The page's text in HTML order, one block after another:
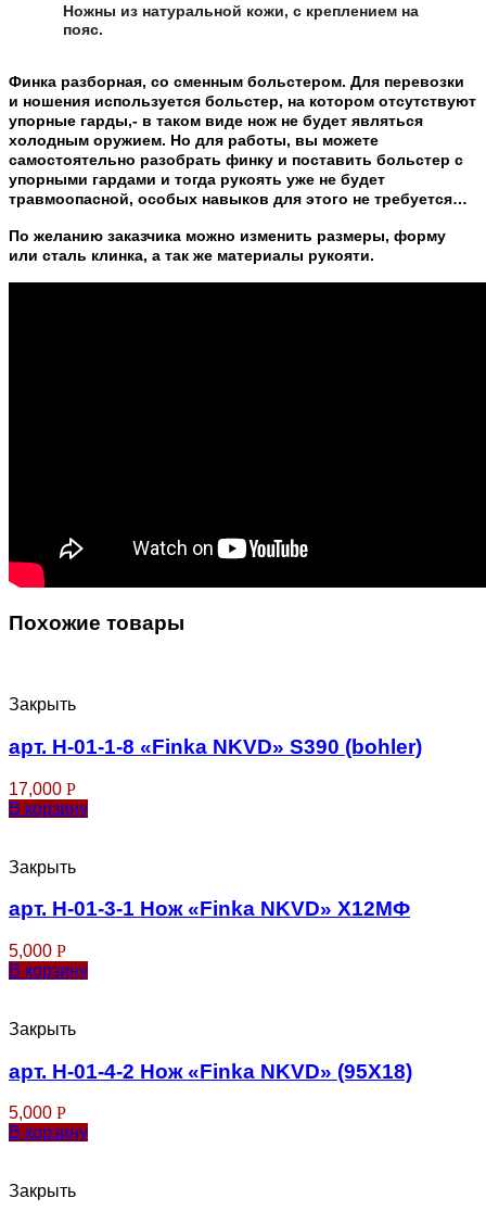
Ножны из натуральной кожи, с креплением на
пояс.
Финка разборная, со сменным больстером. Для перевозки
и ношения используется больстер, на котором отсутствуют
упорные гарды,- в таком виде нож не будет являться
холодным оружием. Но для работы, вы можете
самостоятельно разобрать финку и поставить больстер с
упорными гардами и тогда рукоять уже не будет
травмоопасной, особых навыков для этого не требуется…
По желанию заказчика можно изменить размеры, форму
или сталь клинка, а так же материалы рукояти.
Похожие товары
Закрыть
арт. Н-01-1-8 «Finka NKVD» S390 (bohler)
17,000 Р
В корзину
Закрыть
арт. Н-01-3-1 Нож «Finka NKVD» Х12МФ
5,000 Р
В корзину
Закрыть
арт. Н-01-4-2 Нож «Finka NKVD» (95Х18)
5,000 Р
В корзину
Закрыть